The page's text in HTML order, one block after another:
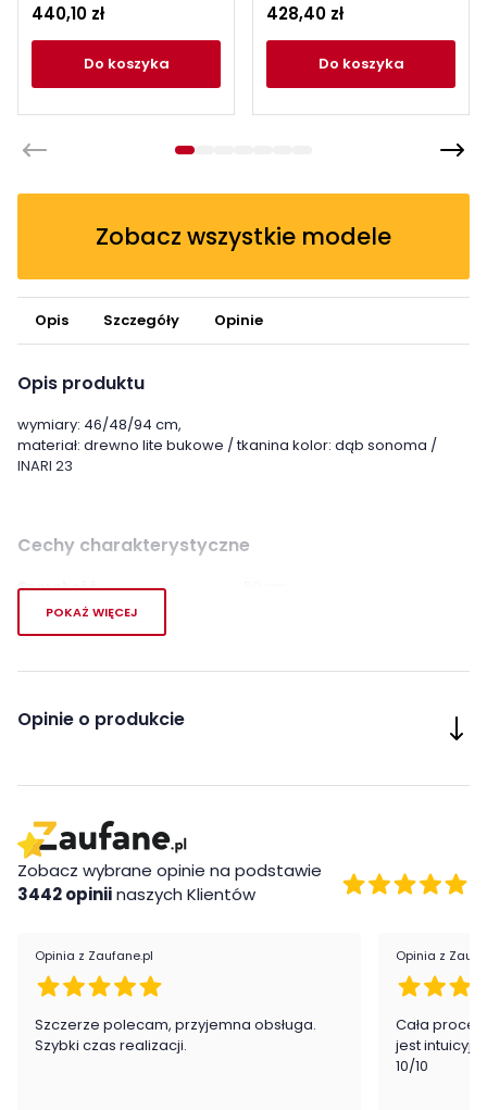
440,10 zł
do koszyka
428,40 zł
do koszyka
Zobacz wszystkie modele
Opis Szczegóły Opinie
Opis produktu
wymiary: 46/48/94 cm,
materiał: drewno lite bukowe / tkanina kolor: dąb sonoma /
INARI 23
Cechy charakterystyczne
Szerokość:
Wysokość:
Montaż:
Kolor obicia:
Pokój: Salon
Kolor mebla:
Rodzaj nóg: Proste
POKAŻ WIĘCEJ
Opinie o produkcie
Zobacz wybrane opinie na podstawie
3442 opiniinaszych Klientów
Opinia z Zaufane.pl
Szczerze polecam, przyjemna obsługa.
Szybki czas realizacji.
Opinia z
Cała
jest
10/10